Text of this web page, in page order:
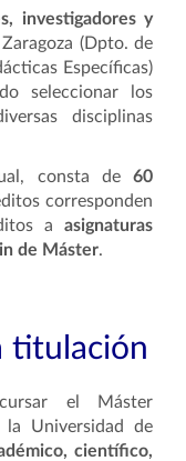
investigadores y
(Dpto. de
Específicas)
seleccionar los
disciplinas
consta de 60
corresponden
a asignaturas
de Máster.
titulación
cursar el
Máster
la Universidad de
científico,